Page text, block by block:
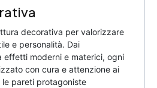
decorativa per valorizzare
e personalità. Dai
effetti moderni e materici, ogni
con cura e attenzione ai
pareti protagoniste